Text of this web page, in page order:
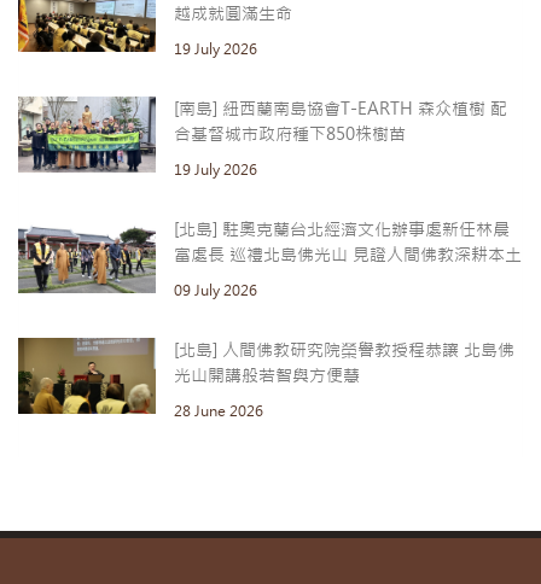
越成就圓滿生命
19 July 2026
[南島] 紐西蘭南島協會T-EARTH 森众植樹 配
合基督城市政府種下850株樹苗
19 July 2026
[北島] 駐奧克蘭台北經濟文化辦事處新任林晨
富處長 巡禮北島佛光山 見證人間佛教深耕本土
09 July 2026
[北島] 人間佛教研究院榮譽教授程恭讓 北島佛
光山開講般若智與方便慧
28 June 2026